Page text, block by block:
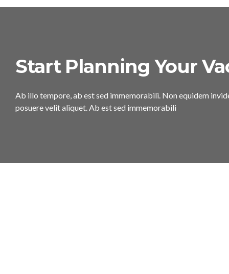
Start Planning Your
Ab illo tempore, ab est sed immemorabili. Non equidem
posuere velit aliquet. Ab est sed immemorabili